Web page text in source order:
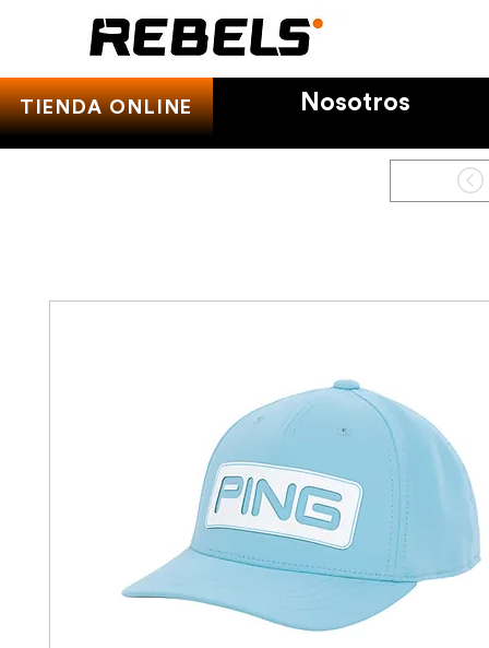
TIENDA ONLINE Nosotros